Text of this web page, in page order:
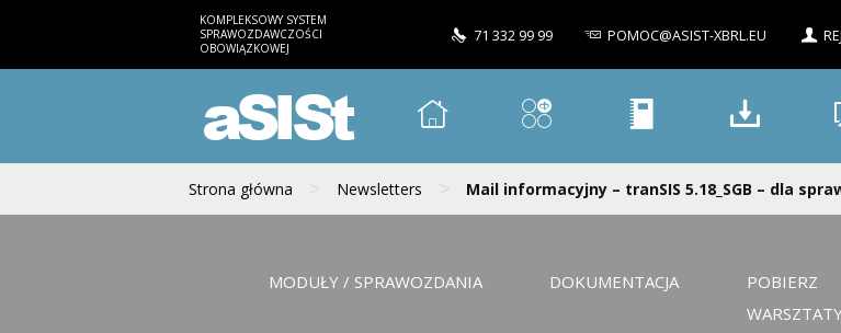
KOMPLEKSOWY SYSTEM
SPRAWOZDAWCZOŚCI
OBOWIĄZKOWEJ
71 332 99 99 POMOC@ASIST-XBRL.EU
aSISt
Strona główna > Newsletters > Mail informacyjny – tranSIS 5.18_SGB – dla
MODUŁY / SPRAWOZDANIA DOKUMENTACJA
POBIERZ